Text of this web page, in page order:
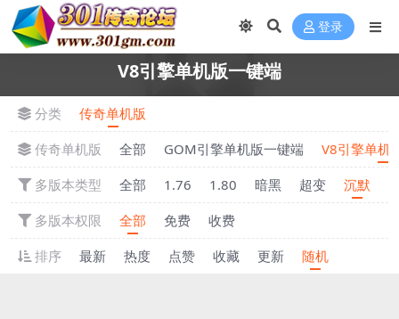
登录
V8引擎单机版一键端
分类
传奇单机版
传奇单机版
全部 GOM引擎单机版一键端
V8引擎单机
多版本类型
全部 1.76 1.80 暗黑 超变 沉默
多版本权限
全部 免费
收费
排序
最新 热度 点赞 收藏 更新 随机